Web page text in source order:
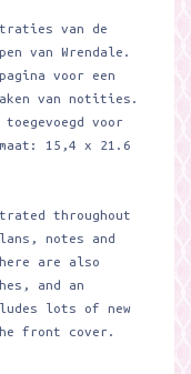
van de
van Wrendale.
voor een
van notities.
voor
15,4 x 21.6
throughout
notes and
are also
and an
lots of new
front cover.